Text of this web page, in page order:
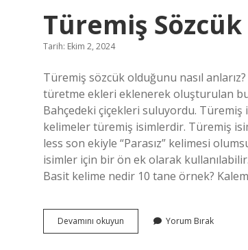
Türemiş
Tarih: Ekim 2, 2024
Türemiş sözcük olduğunu nasıl
türetme ekleri eklenerek oluşturulan bu
Bahçedeki çiçekleri suluyordu.
kelimeler türemiş isimlerdir. Türemiş
less son ekiyle “Parasız” kelimesi
isimler için bir ön ek olarak
Basit kelime nedir 10 tane örnek?
Devamını okuyun Türemiş
Sözcük
Yorum Bırak